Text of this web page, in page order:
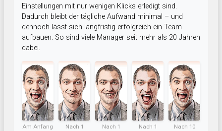
Einstellungen mit nur wenigen Klicks erledigt sind.
Dadurch bleibt der tägliche Aufwand minimal – und
dennoch lässt sich langfristig erfolgreich ein Team
aufbauen. So sind viele Manager seit mehr als 20 Jahren
dabei.
Am Anfang
Nach 1
Nach 1
Nach 1
Nach 10